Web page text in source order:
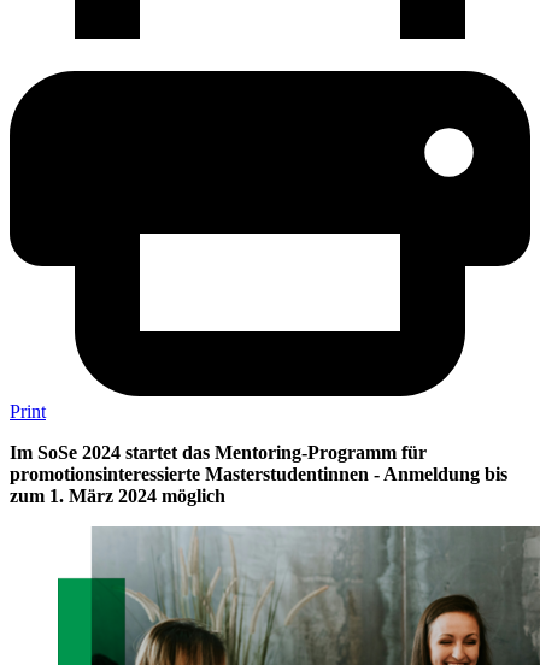
Print
Im SoSe 2024 startet das Mentoring-Programm für
promotionsinteressierte Masterstudentinnen - Anmeldung bis
zum 1. März 2024 möglich